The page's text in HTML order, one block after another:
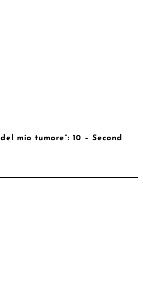
mio tumore”: 10 – Second